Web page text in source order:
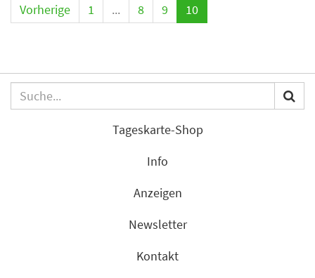
Vorherige 1 ... 8 9 10
Tageskarte-Shop
Info
Anzeigen
Newsletter
Kontakt